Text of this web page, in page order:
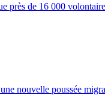
près de 16 000
nouvelle poussée